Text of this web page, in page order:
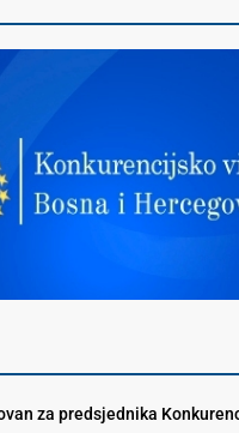
za predsjednika